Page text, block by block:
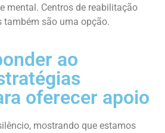
mental. Centros de reabilitação
também são uma opção.
ao
oferecer apoio
mostrando que estamos